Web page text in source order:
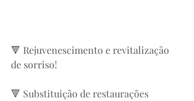
🔻 Rejuvenescimento e revitalização
de sorriso!
🔻 Substituição de restaurações